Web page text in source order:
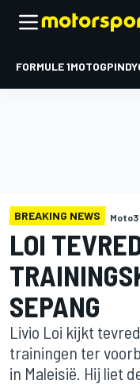
FORMULE 1MOTOGP
BREAKING NEWS Moto3
LOI
SEPANG
Livio Loi kijkt
trainingen ter
in Maleisië. Hij liet